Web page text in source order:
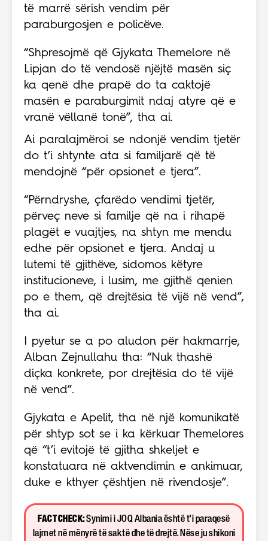
të marrë sërish vendim për
paraburgosjen e policëve.
“Shpresojmë që Gjykata Themelore në
Lipjan do të vendosë njëjtë masën siç
ka qenë dhe prapë do ta caktojë
masën e paraburgimit ndaj atyre që e
vranë vëllanë tonë”, tha ai.
Ai paralajmëroi se ndonjë vendim tjetër
do t’i shtynte ata si familjarë që të
mendojnë “për opsionet e tjera”.
“Përndryshe, çfarëdo vendimi tjetër,
përveç neve si familje që na i rihapë
plagët e vuajtjes, na shtyn me mendu
edhe për opsionet e tjera. Andaj u
lutemi të gjithëve, sidomos këtyre
institucioneve, i lusim, me gjithë qenien
po e them, që drejtësia të vijë në vend”,
tha ai.
I pyetur se a po aludon për hakmarrje,
Alban Zejnullahu tha: “Nuk thashë
diçka konkrete, por drejtësia do të vijë
në vend”.
Gjykata e Apelit, tha në një komunikatë
për shtyp sot se i ka kërkuar Themelores
që “t’i evitojë të gjitha shkeljet e
konstatuara në aktvendimin e ankimuar,
duke e kthyer çështjen në rivendosje”.
FACT CHECK:Synimi i JOQ Albania është t’i paraqesë
lajmet në mënyrë të saktë dhe të drejtë. Nëse ju shikoni